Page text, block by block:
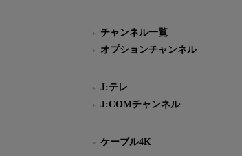
チャンネル一覧
オプションチャンネル
J:テレ
J:COMチャンネル
ケーブル4K